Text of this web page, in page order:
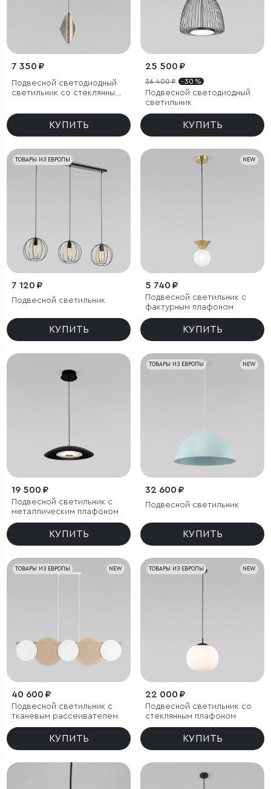
7 350 ₽
Подвесной светодиодный
светильник со стеклянным
КУПИТЬ
25 500 ₽
36 400 ₽ - 30 %
Подвесной светодиодный
светильник
КУПИТЬ
ТОВАРЫ ИЗ ЕВРОПЫ
7 120 ₽
Подвесной светильник
КУПИТЬ
NEW
5 740 ₽
Подвесной светильник с
фактурным плафоном
КУПИТЬ
19 500 ₽
Подвесной светильник с
металлическим плафоном
КУПИТЬ
NEW
ТОВАРЫ ИЗ ЕВРОПЫ
32 600 ₽
Подвесной светильник
КУПИТЬ
NEW
ТОВАРЫ ИЗ ЕВРОПЫ
40 600 ₽
Подвесной светильник с
тканевым рассеивателем
КУПИТЬ
NEW
ТОВАРЫ ИЗ ЕВРОПЫ
22 000 ₽
Подвесной светильник со
стеклянным плафоном
КУПИТЬ